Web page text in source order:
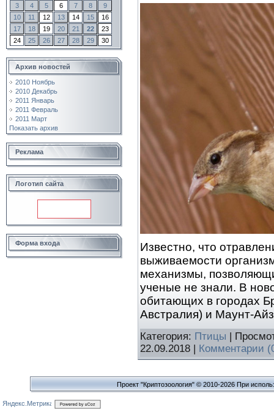
3
4 5 6 7 8
9
10
11 12 13 14 15
16
17
18 19 20 21 22
23
24
25 26 27 28 29 30
Архив новостей
2010 Ноябрь
2010 Декабрь
2011 Январь
2011 Февраль
2011 Март
Показать архив
Реклама
Логотип сайта
Форма входа
Известно, что
выживаемости
механизмы,
ученые не знали. В
обитающих в городах
Австралия) и Маунт-
Категория: Птицы |
22.09.2018
Комментарии
Проект "Криптозоология" © 2010-2026 При